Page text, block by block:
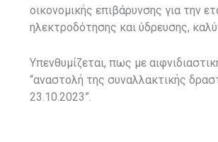
οικονομικής επιβάρυνσης για την
ηλεκτροδότησης και ύδρευσης,
Υπενθυμίζεται, πως με
“αναστολή της συναλλακτικής
23.10.2023”.